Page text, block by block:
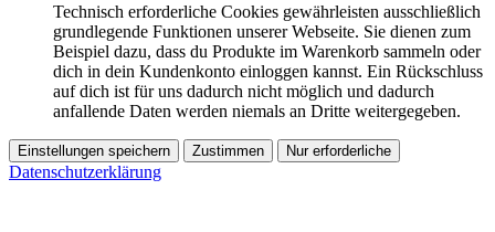
Technisch erforderliche Cookies gewährleisten ausschließlich
grundlegende Funktionen unserer Webseite. Sie dienen zum
Beispiel dazu, dass du Produkte im Warenkorb sammeln oder
dich in dein Kundenkonto einloggen kannst. Ein Rückschluss
auf dich ist für uns dadurch nicht möglich und dadurch
anfallende Daten werden niemals an Dritte weitergegeben.
Einstellungen speichern Zustimmen Nur erforderliche
Datenschutzerklärung